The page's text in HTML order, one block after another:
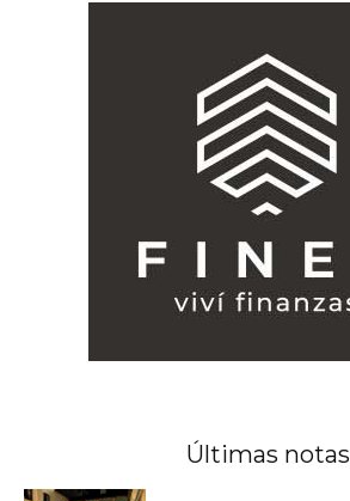
Últimas notas